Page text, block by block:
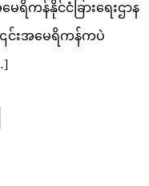
နိုင်ငံခြားရေးဌာန
၎င်းအမေရိကန်ကပဲ